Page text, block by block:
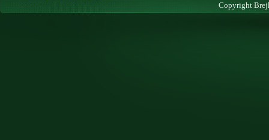
Copyright